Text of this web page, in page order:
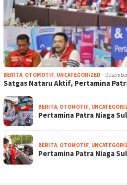
BERITA, OTOMOTIF, UNCATEGORIZED
Satgas Nataru Aktif, Pertamina
BERITA, OTOMOTIF,
Pertamina Patra Niaga
BERITA, OTOMOTIF,
Pertamina Patra Niaga